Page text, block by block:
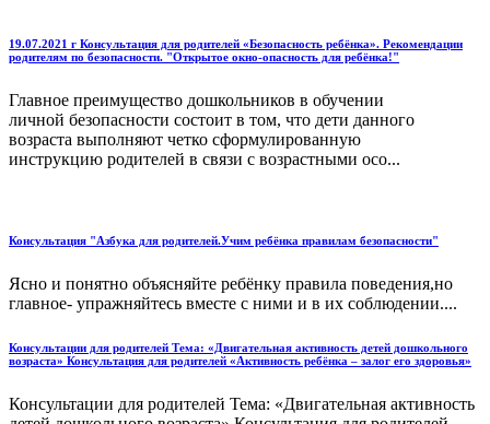
19.07.2021 г Консультация для родителей «Безопасность ребёнка». Рекомендации
родителям по безопасности. "Открытое окно-опасность для ребёнка!"
Главное преимущество дошкольников в обучении
личной безопасности состоит в том, что дети данного
возраста выполняют четко сформулированную
инструкцию родителей в связи с возрастными осо...
Консультация "Азбука для родителей.Учим ребёнка правилам безопасности"
Ясно и понятно объясняйте ребёнку правила поведения,но
главное- упражняйтесь вместе с ними и в их соблюдении....
Консультации для родителей Тема: «Двигательная активность детей дошкольного
возраста» Консультация для родителей «Активность ребёнка – залог его здоровья»
Консультации для родителей Тема: «Двигательная активность